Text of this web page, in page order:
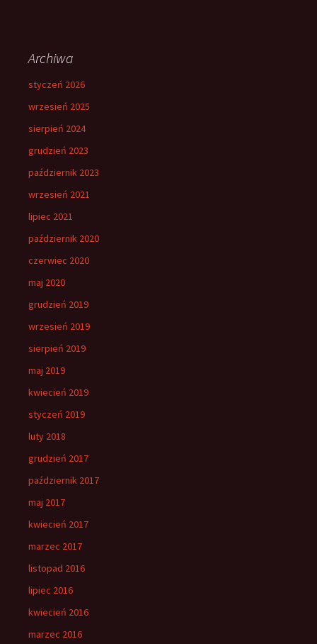
Archiwa
styczeń 2026
wrzesień 2025
sierpień 2024
grudzień 2023
październik 2023
wrzesień 2021
lipiec 2021
październik 2020
czerwiec 2020
maj 2020
grudzień 2019
wrzesień 2019
sierpień 2019
maj 2019
kwiecień 2019
styczeń 2019
luty 2018
grudzień 2017
październik 2017
maj 2017
kwiecień 2017
marzec 2017
listopad 2016
lipiec 2016
kwiecień 2016
marzec 2016